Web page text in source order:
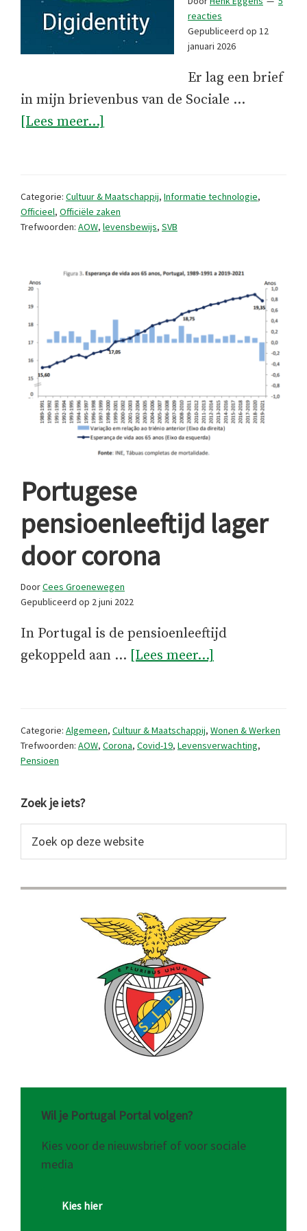
reacties
Gepubliceerd op 12
januari 2026
Er lag een brief
in mijn brievenbus van de Sociale …
[Lees meer...]
ik
leef
Categorie: Cultuur & Maatschappij, Informatie technologie,
Officieel, Officiële zaken
Trefwoorden: AOW, levensbewijs, SVB
Portugese
pensioenleeftijd lager
door corona
DoorCees Groenewegen
Gepubliceerd op 2 juni 2022
In Portugal is de pensioenleeftijd
gekoppeld aan … [Lees meer...]
corona
Categorie: Algemeen, Cultuur & Maatschappij, Wonen & Werken
Trefwoorden: AOW, Corona, Covid-19, Levensverwachting,
Pensioen
Primaire
Sidebar
Zoek je iets?
op
website
Wil je Portugal Portal volgen?
Kies voor de nieuwsbrief of voor sociale
media
Kies hier